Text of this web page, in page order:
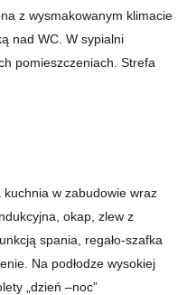
z wysmakowanym klimacie
nad WC. W sypialni
pomieszczeniach. Strefa
w zabudowie wraz
okap, zlew z
spania, regało-szafka
Na podłodze wysokiej
„dzień –noc”